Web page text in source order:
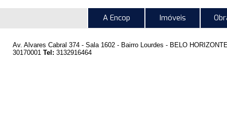
A Encop Imóveis
Av. Alvares Cabral 374 - Sala 1602 - Bairro Lourdes - BELO
30170001 Tel: 3132916464